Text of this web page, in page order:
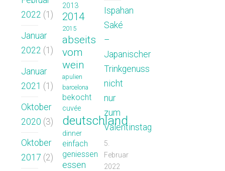
2022 (1)
Januar
2022 (1)
Januar
2021 (1)
Oktober
2020 (3)
Oktober
2017 (2)
2013
2014
2015
abseits
vom
wein
apulien
barcelona
bekocht
cuvée
deutschland
dinner
einfach
geniessen
essen
Ispahan
Saké
–
Japanischer
Trinkgenuss
nicht
nur
zum
Valentinstag
5.
Februar
2022